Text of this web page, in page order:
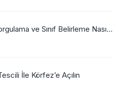
Marka Tescil Sorgulama ve Sınıf Belirleme Nasıl Yapılır?
İle Körfez’e Açılın